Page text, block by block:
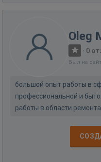
Oleg
· 0
Был на
большой опыт работы в
профессиональной и
работы в области ремонта